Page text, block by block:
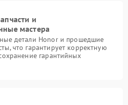
и
мастера
детали Honor и прошедшие
что гарантирует корректную
гарантийных